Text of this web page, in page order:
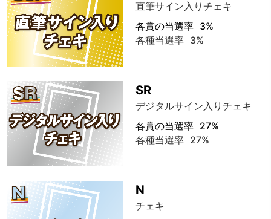
直筆サイン入りチェキ
各賞の当選率 3%
各種当選率 3%
SR
デジタルサイン入りチェキ
各賞の当選率 27%
各種当選率 27%
N
チェキ